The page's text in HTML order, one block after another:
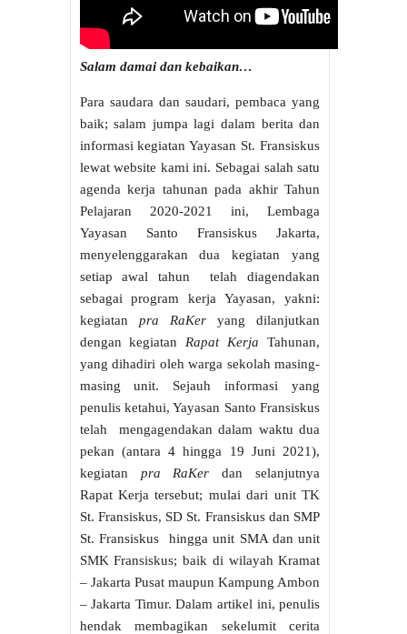
Salam damai dan kebaikan…
Para saudara dan saudari, pembaca yang
baik; salam jumpa lagi dalam berita dan
informasi kegiatan Yayasan St. Fransiskus
lewat website kami ini. Sebagai salah satu
agenda kerja tahunan pada akhir Tahun
Pelajaran 2020-2021 ini, Lembaga
Yayasan Santo Fransiskus Jakarta,
menyelenggarakan dua kegiatan yang
setiap awal tahun telah diagendakan
sebagai program kerja Yayasan, yakni:
kegiatan pra RaKer yang dilanjutkan
dengan kegiatan Rapat Kerja Tahunan,
yang dihadiri oleh warga sekolah masing-
masing unit. Sejauh informasi yang
penulis ketahui, Yayasan Santo Fransiskus
telah mengagendakan dalam waktu dua
pekan (antara 4 hingga 19 Juni 2021),
kegiatan pra RaKer dan selanjutnya
Rapat Kerja tersebut; mulai dari unit TK
St. Fransiskus, SD St. Fransiskus dan SMP
St. Fransiskus hingga unit SMA dan unit
SMK Fransiskus; baik di wilayah Kramat
– Jakarta Pusat maupun Kampung Ambon
– Jakarta Timur. Dalam artikel ini, penulis
hendak membagikan sekelumit cerita